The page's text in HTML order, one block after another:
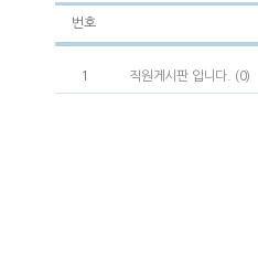
번호
1 직원게시판 입니다. (0)